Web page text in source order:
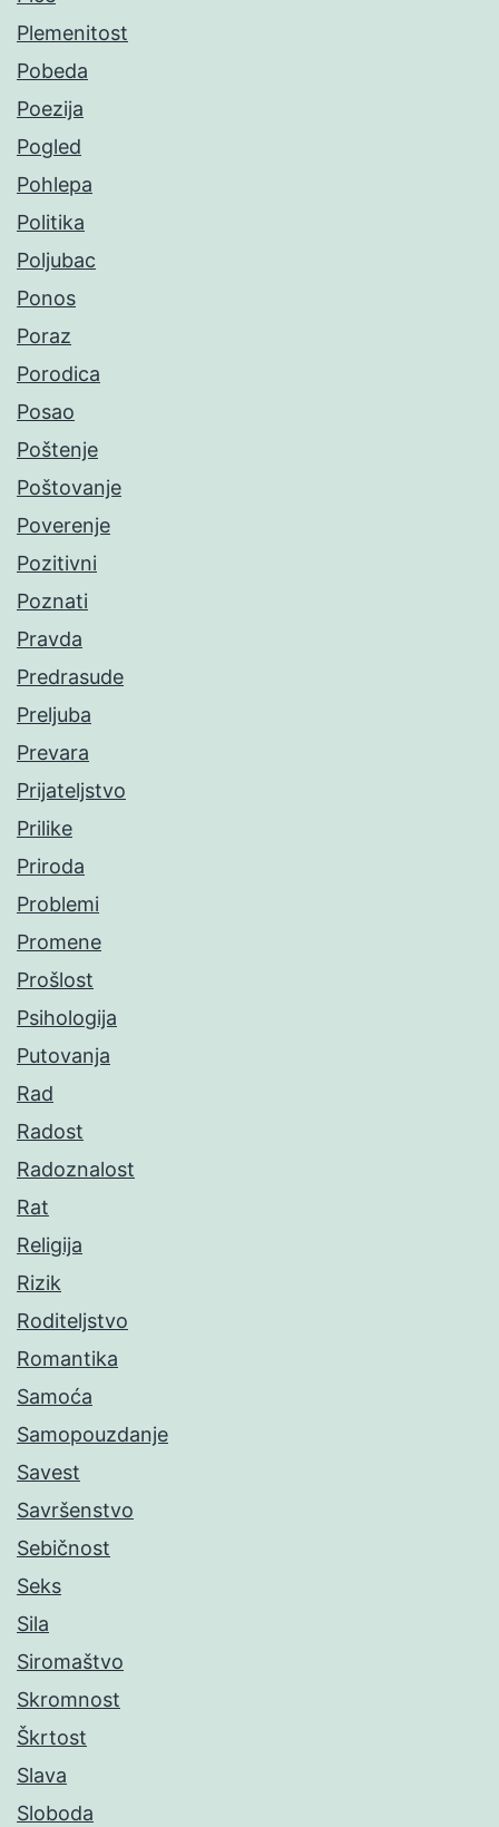
Plemenitost
Pobeda
Poezija
Pogled
Pohlepa
Politika
Poljubac
Ponos
Poraz
Porodica
Posao
Poštenje
Poštovanje
Poverenje
Pozitivni
Poznati
Pravda
Predrasude
Preljuba
Prevara
Prijateljstvo
Prilike
Priroda
Problemi
Promene
Prošlost
Psihologija
Putovanja
Rad
Radost
Radoznalost
Rat
Religija
Rizik
Roditeljstvo
Romantika
Samoća
Samopouzdanje
Savest
Savršenstvo
Sebičnost
Seks
Sila
Siromaštvo
Skromnost
Škrtost
Slava
Sloboda